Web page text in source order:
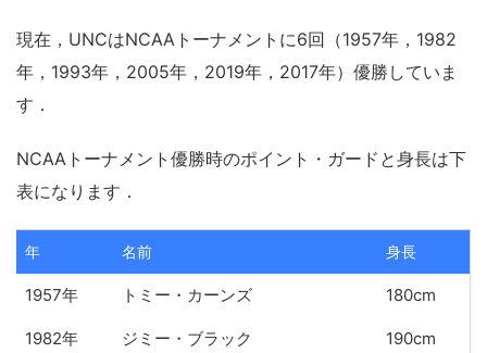
現在，UNCはNCAAトーナメントに6回（1957年，1982
年，1993年，2005年，2019年，2017年）優勝していま
す．
NCAAトーナメント優勝時のポイント・ガードと身長は下
表になります．
年 名前 身長
1957年 トミー・カーンズ 180cm
1982年 ジミー・ブラック 190cm